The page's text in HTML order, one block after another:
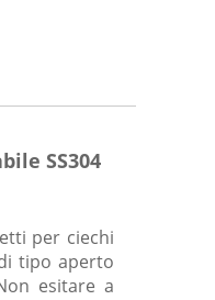
SS304
per ciechi
tipo aperto
esitare a